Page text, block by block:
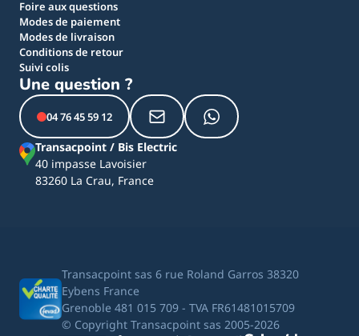
Foire aux questions
Modes de paiement
Modes de livraison
Conditions de retour
Suivi colis
Une question ?
04 76 45 59 12
Transacpoint / Bis Electric
40 impasse Lavoisier
83260 La Crau, France
Transacpoint sas 6 rue Roland Garros 38320
Eybens France
Grenoble 481 015 709 - TVA FR61481015709
© Copyright Transacpoint sas 2005-2026